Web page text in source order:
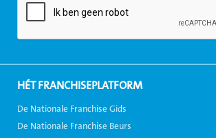
HÉT FRANCHISEPLATFORM
De Nationale Franchise Gids
De Nationale Franchise Beurs